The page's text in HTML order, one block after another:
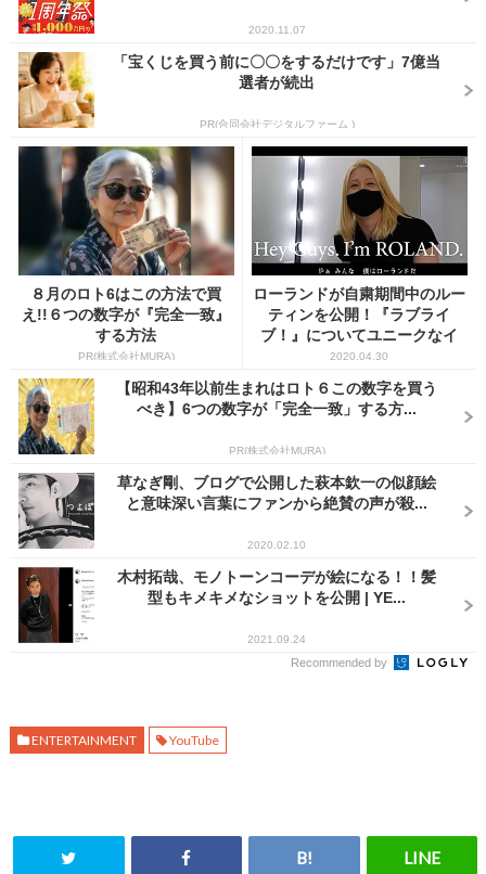
2020.11.07
「宝くじを買う前に〇〇をするだけです」7億当
選者が続出
PR(合同会社デジタルファーム )
８月のロト6はこの方法で買
え!!６つの数字が『完全一致』
する方法
PR(株式会社MURA)
ローランドが自粛期間中のルー
ティンを公開！『ラブライ
ブ！』についてユニークなイ
ラ...
2020.04.30
【昭和43年以前生まれはロト６この数字を買う
べき】6つの数字が「完全一致」する方...
PR(株式会社MURA)
草なぎ剛、ブログで公開した萩本欽一の似顔絵
と意味深い言葉にファンから絶賛の声が殺...
2020.02.10
木村拓哉、モノトーンコーデが絵になる！！髪
型もキメキメなショットを公開 | YE...
2021.09.24
Recommended by
ENTERTAINMENT YouTube